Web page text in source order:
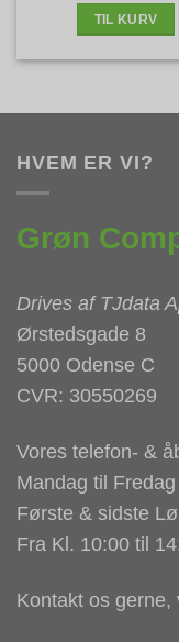
TIL KURV
HVEM ER VI?
Grøn
Drives af TJdata
Ørstedsgade 8
5000 Odense C
CVR: 30550269
Vores telefon- &
Mandag til
Første & sidste
Fra Kl. 10:00 til
Kontakt os